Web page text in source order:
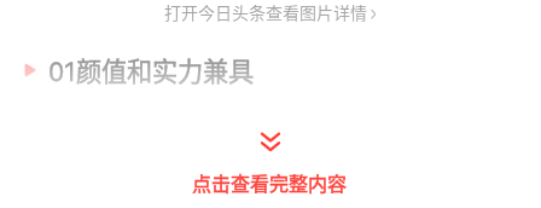
打开今日头条查看图片详情
01颜值和实力兼具‍
我爱罗的颜值很高，在动画诸多登场的男神
中，即便他没有眉毛，仍旧闯出了一片不小的
点击查看完整内容